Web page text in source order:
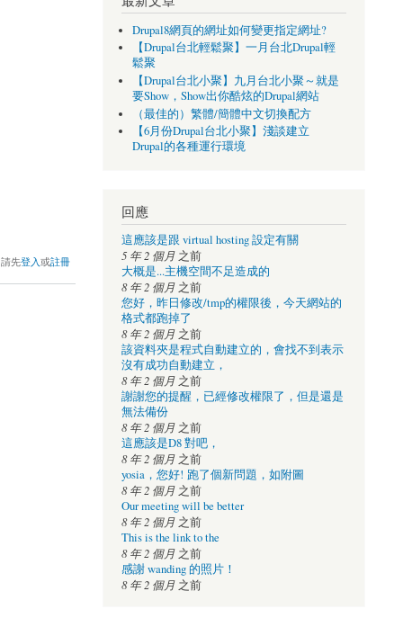
先登入或註冊
Drupal8網頁的網址如何變更指定網址?
【Drupal台北輕鬆聚】一月台北Drupal輕
鬆聚
【Drupal台北小聚】九月台北小聚～就是
要Show，Show出你酷炫的Drupal網站
（最佳的）繁體/簡體中文切換配方
【6月份Drupal台北小聚】淺談建立
Drupal的各種運行環境
回應
這應該是跟 virtual hosting 設定有關
5 年 2 個月之前
大概是...主機空間不足造成的
8 年 2 個月之前
您好，昨日修改/tmp的權限後，今天網站的
格式都跑掉了
8 年 2 個月之前
該資料夾是程式自動建立的，會找不到表示
沒有成功自動建立，
8 年 2 個月之前
謝謝您的提醒，已經修改權限了，但是還是
無法備份
8 年 2 個月之前
這應該是D8 對吧，
8 年 2 個月之前
yosia，您好! 跑了個新問題，如附圖
8 年 2 個月之前
Our meeting will be better
8 年 2 個月之前
This is the link to the
8 年 2 個月之前
感謝 wanding 的照片！
8 年 2 個月之前